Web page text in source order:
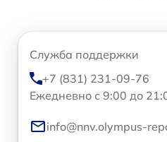
Служба поддержки
+7 (831) 231-09-76
Ежедневно с 9:00 до
info@nnv.olympus-